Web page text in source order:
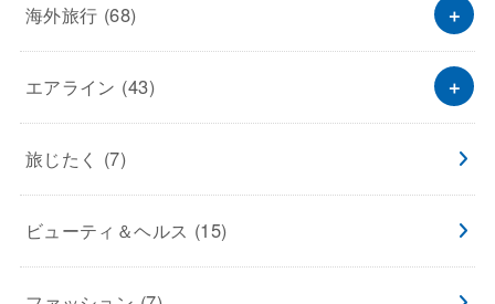
海外旅行 (68)
エアライン (43)
旅じたく (7)
ビューティ＆ヘルス (15)